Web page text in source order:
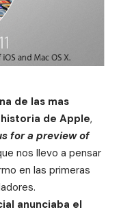
de las mas
de Apple,
for a preview of
nos llevo a pensar
en las primeras
anunciaba el